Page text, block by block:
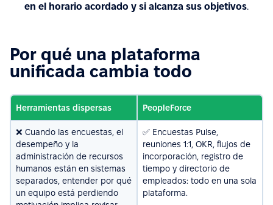
en el horario acordado y si alcanza sus objetivos.
Por qué una plataforma
unificada cambia todo
Herramientas dispersas PeopleForce
❌ Cuando las encuestas, el
desempeño y la
administración de recursos
humanos están en sistemas
separados, entender por qué
un equipo está perdiendo
✅ Encuestas Pulse,
reuniones 1:1, OKR, flujos de
incorporación, registro de
tiempo y directorio de
empleados: todo en una sola
plataforma.